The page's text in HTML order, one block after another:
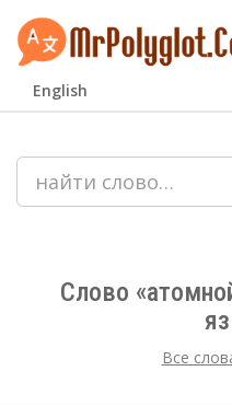
English
Слово
Все